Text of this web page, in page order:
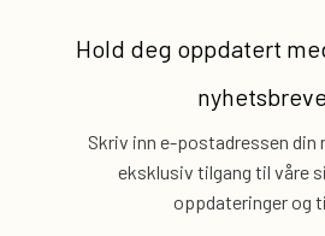
Hold deg oppdatert
Skriv inn e-postadressen din
eksklusiv tilgang til våre
oppdateringer og